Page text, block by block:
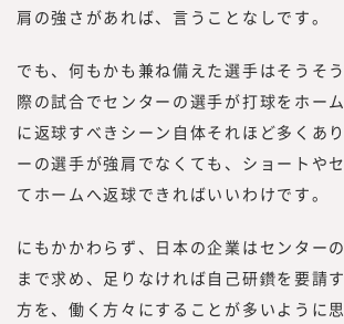
肩の強さがあれば、言うことなしです。
でも、何もかも兼ね備えた選手はそうそ
際の試合でセンターの選手が打球をホー
に返球すべきシーン自体それほど多くあ
ーの選手が強肩でなくても、ショートや
てホームへ返球できればいいわけです。
にもかかわらず、日本の企業はセンター
まで求め、足りなければ自己研鑽を要請
方を、働く方々にすることが多いように